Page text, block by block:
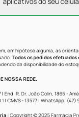
em hipótese alguma, as
Todos os pedidos
da disponibilidade do
NOSSA REDE.
End: R. Dr. João Colin, 1865 -
| CMVS - 13577 | WhatsApp: (47)
| Copyright © 2025 Farmácia